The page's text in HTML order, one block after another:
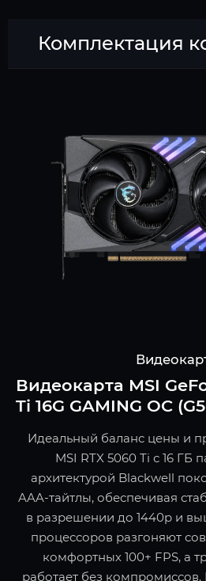
Комплектация
Видеокарта MSI
Ti 16G GAMING OC
Идеальный баланс цены и
MSI RTX 5060 Ti с 16 ГБ
архитектурой Blackwell
AAA-тайтлы, обеспечивая
в разрешении до 1440p и
процессоров разгоняют
комфортных 100+ FPS, а
работает без компромиссов.